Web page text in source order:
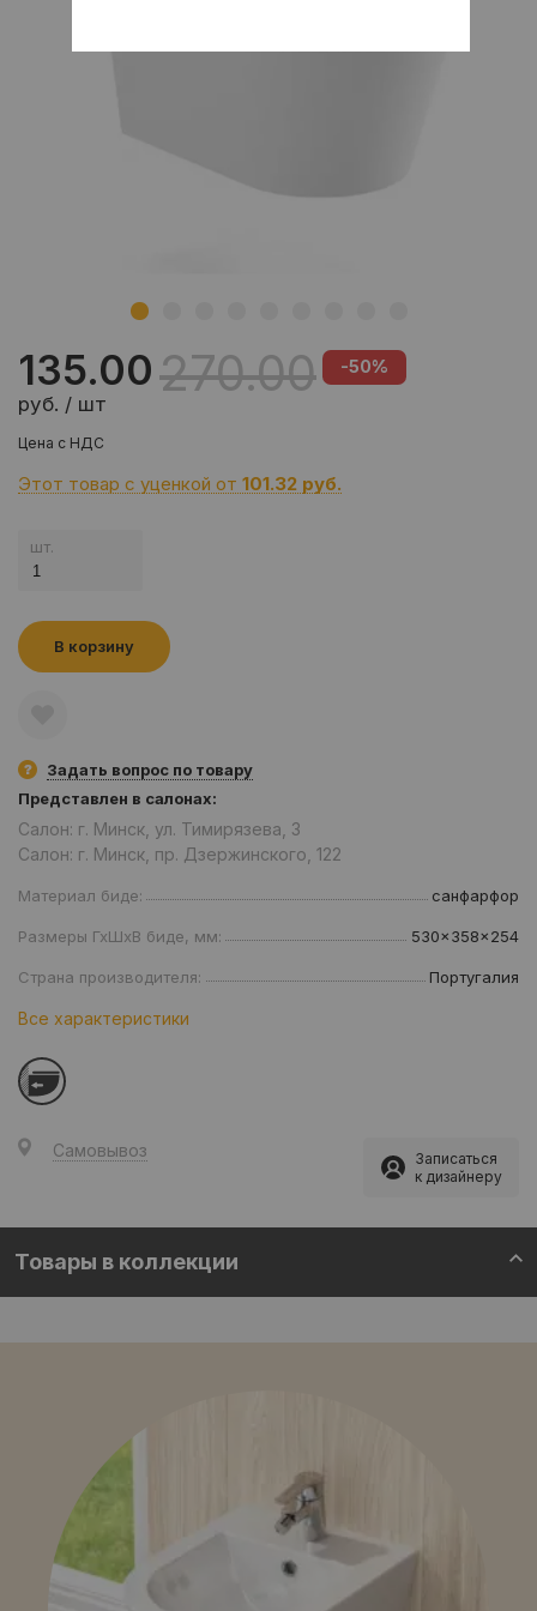
135.00
руб. / шт
270.00 -50%
Цена с НДС
Этот товар с уценкой от 101.32 руб.
шт.
В корзину
Задать вопрос по товару
Представлен в салонах:
Салон: г. Минск, ул. Тимирязева, 3
Салон: г. Минск, пр. Дзержинского, 122
Материал биде: санфарфор
Размеры ГхШхВ биде, мм: 530x358x254
Страна производителя: Португалия
Все характеристики
Самовывоз
Записаться
к дизайнеру
Товары в коллекции